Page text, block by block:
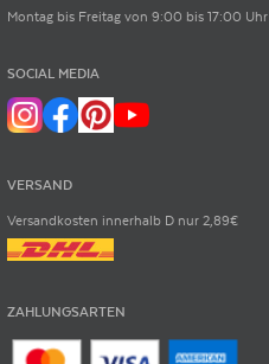
Montag bis Freitag von 9:00 bis 17:00 Uhr
SOCIAL MEDIA
VERSAND
Versandkosten innerhalb D nur 2,89€
ZAHLUNGSARTEN